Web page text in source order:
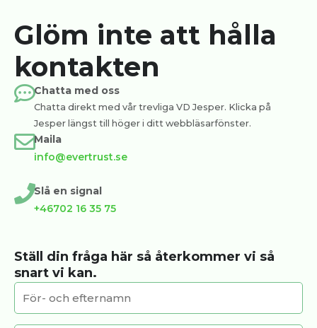
Glöm inte att hålla
kontakten
Chatta med oss
Chatta direkt med vår trevliga VD Jesper. Klicka på
Jesper längst till höger i ditt webbläsarfönster.
Maila
info@evertrust.se
Slå en signal
+46702 16 35 75
Ställ din fråga här så återkommer vi så
snart vi kan.